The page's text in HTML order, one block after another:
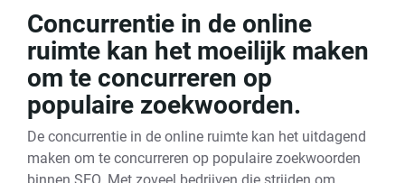
Concurrentie in de online
ruimte kan het moeilijk maken
om te concurreren op
populaire zoekwoorden.
De concurrentie in de online ruimte kan het uitdagend
maken om te concurreren op populaire zoekwoorden